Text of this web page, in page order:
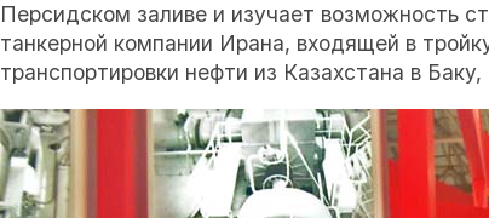
Персидском заливе и изучает возможность
танкерной компании Ирана, входящей в
транспортировки нефти из Казахстана в